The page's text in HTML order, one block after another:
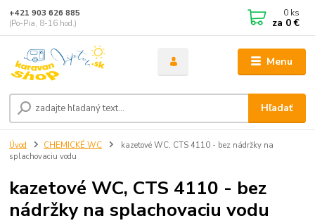
Menu
Hľadať
+421 903 626 885
(Po-Pia, 8-16 hod.)
0 ks
za 0 €
Úvod CHEMICKÉ WC
kazetové WC, CTS 4110 - bez nádržky na
splachovaciu vodu
kazetové WC, CTS 4110 - bez
nádržky na splachovaciu vodu